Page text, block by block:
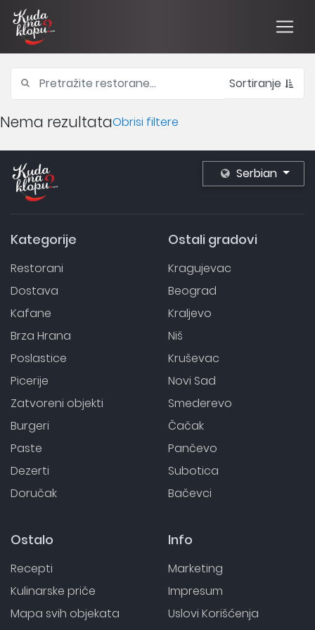
Sortiranje
Nema rezultataObrisi filtere
Serbian
Kategorije
Restorani
Dostava
Kafane
Brza Hrana
Poslastice
Picerije
Zatvoreni objekti
Burgeri
Paste
Dezerti
Doručak
Ostali gradovi
Kragujevac
Beograd
Kraljevo
Niš
Kruševac
Novi Sad
Smederevo
Čačak
Pančevo
Subotica
Bačevci
Ostalo
Recepti
Kulinarske priče
Mapa svih objekata
Info
Marketing
Impresum
Uslovi Korišćenja